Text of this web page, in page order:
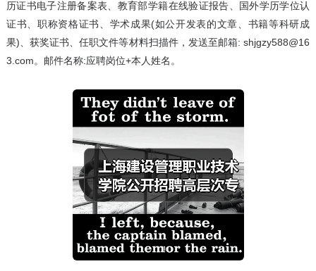
历证书电子注册备案表、教育部学籍在线验证报告、国外学历学位认
证书、职称资格证书、学术成果(如公开发表的文章、书籍等科研成
果)、获奖证书、任职文件等材料扫描件，发送至邮箱: shjgzy588@16
3.com。邮件名称:应聘岗位+本人姓名。